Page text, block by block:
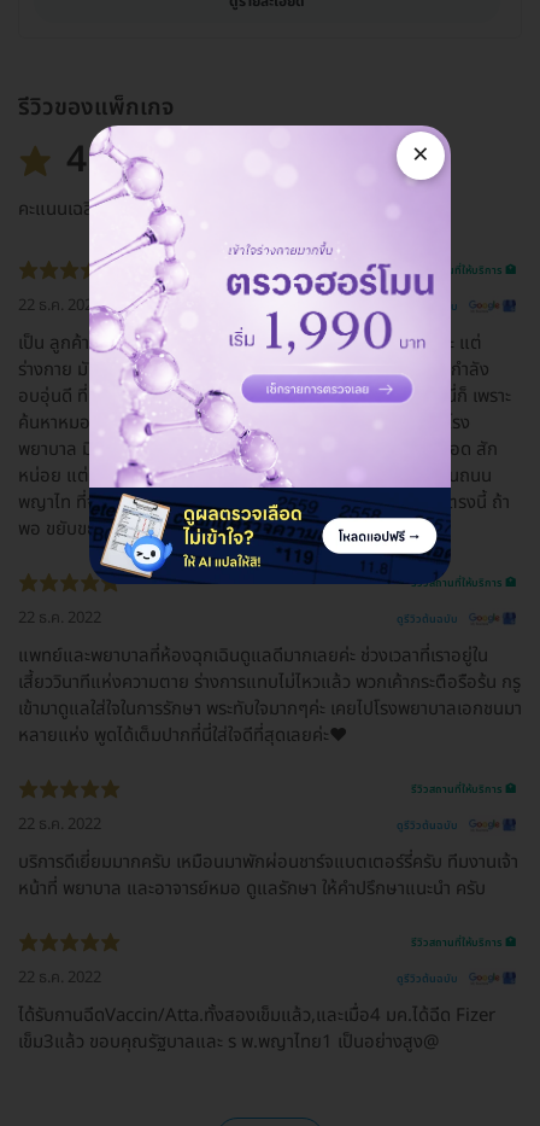
รีวิวของแพ็กเกจ
4.6
คะแนนเฉลี่ย
รีวิวสถานที่ให้บริการ 🏥
22 ธ.ค. 2022 ดูรีวิวต้นฉบับ
เป็น ลูกค้าประจำ ของที่นี่ ไปเสียแล้ว.. จริงๆ ก็ ไม่อยากหรอกนะ แต่
ร่างกาย มันต้องการ..55 สถานที่ อาจไม่ใหญ่โต มากมาย แต่ก็ กำลัง
อบอุ่นดี ที่นี่ มีหมอเก่งๆ อยู่หลาย สาขา เลยนะ ครั้งแรก ที่มาที่นี่ก็ เพราะ
ค้นหาหมอหัวใจ เพื่อ รักษาพ่อ ก็ มาลงตัวที่นี่ ที่จอดรถ ในส่วน โรง
พยาบาล มี ตึกเดียว ช่วงเวลา พีคๆ อาจจะต้อง ค่อยๆ วนหาที่จอด สัก
หน่อย แต่ยังมีลานจอดยนต์ ด้านนอกอีก แถวๆ จุดกลับรถ ด้านถนน
พญาไท ที่จอด มอเตอร์ไซค์ บนอาคารจอดรถ แน่นตลอด ส่วนตรงนี้ ถ้า
พอ ขยับขยายได้ จะ ดีมากๆ
รีวิวสถานที่ให้บริการ 🏥
22 ธ.ค. 2022 ดูรีวิวต้นฉบับ
แพทย์และพยาบาลที่ห้องฉุกเฉินดูแลดีมากเลยค่ะ ช่วงเวลาที่เราอยู่ใน
เสี้ยววินาทีแห่งความตาย ร่างการแทบไม่ไหวแล้ว พวกเค้ากระตือรือร้น กรู
เข้ามาดูแลใส่ใจในการรักษา พระทับใจมากๆค่ะ เคยไปโรงพยาบาลเอกชนมา
หลายแห่ง พูดได้เต็มปากที่นี่ใส่ใจดีที่สุดเลยค่ะ♥️
รีวิวสถานที่ให้บริการ 🏥
22 ธ.ค. 2022 ดูรีวิวต้นฉบับ
บริการดีเยี่ยมมากครับ เหมือนมาพักผ่อนชาร์จแบตเตอร์รี่ครับ ทีมงานเจ้า
หน้าที่ พยาบาล และอาจารย์หมอ ดูแลรักษา ให้คำปรึกษาแนะนำ ครับ
รีวิวสถานที่ให้บริการ 🏥
22 ธ.ค. 2022 ดูรีวิวต้นฉบับ
ได้รับกานฉีดVaccin/Atta.ทั้งสองเข็มแล้ว,และเมื่อ4 มค.ได้ฉีด Fizer
เข็ม3แล้ว ขอบคุณรัฐบาลและ ร พ.พญาไทย1 เป็นอย่างสูง@
×